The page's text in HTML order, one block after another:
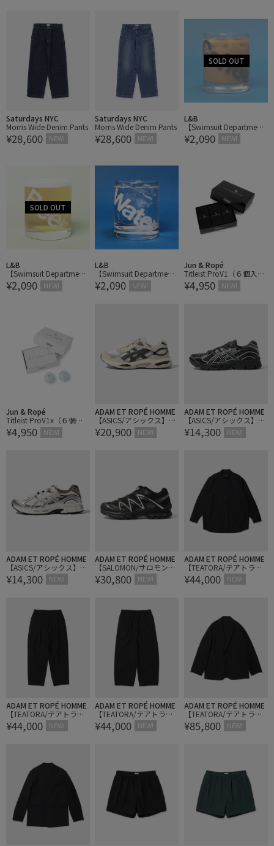
Saturdays NYC
Morris Wide Denim Pants
¥28,600 NEW!
Saturdays NYC
Morris Wide Denim Pants
¥28,600 NEW!
L&B
【Swimsuit Department
｜スイムスーツデパート
メント】Mr.Drink ミスタ
¥2,090 NEW!
L&B
【Swimsuit Department
｜スイムスーツデパート
メント】Mr.Drink ミスタ
¥2,090 NEW!
L&B
【Swimsuit Department
｜スイムスーツデパート
メント】Mr.Drink ミスタ
¥2,090 NEW!
Jun & Ropé
Titleist ProV1（６個入
り）ゴルフボール
¥4,950 NEW!
Jun & Ropé
Titleist ProV1x（６個入
り）ゴルフボール
¥4,950 NEW!
ADAM ET ROPÉ HOMME
【ASICS/アシックス】G
EL-NYC 2.0 1203A895
¥20,900 NEW!
ADAM ET ROPÉ HOMME
【ASICS/アシックス】G
EL-STRATUS MC 1203B0
¥14,300 NEW!
ADAM ET ROPÉ HOMME
【ASICS/アシックス】G
EL-STRATUS MC 1203B0
¥14,300 NEW!
ADAM ET ROPÉ HOMME
【SALOMON/サロモン】
XT-QUEST
¥30,800 NEW!
ADAM ET ROPÉ HOMME
【TEATORA/テアトラ】C
ARTRIGE SHIRT GC
¥44,000 NEW!
ADAM ET ROPÉ HOMME
【TEATORA/テアトラ】
Wallet Pants RESORT GC
¥44,000 NEW!
ADAM ET ROPÉ HOMME
【TEATORA/テアトラ】
Wallet Pants HOTEL GC
¥44,000 NEW!
ADAM ET ROPÉ HOMME
【TEATORA/テアトラ】
WALLET JKT Plus GC
¥85,800 NEW!